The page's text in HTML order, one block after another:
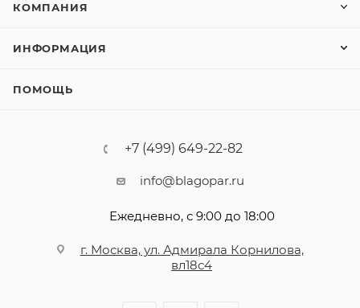
КОМПАНИЯ
ИНФОРМАЦИЯ
ПОМОЩЬ
+7 (499) 649-22-82
info@blagopar.ru
Ежедневно, с 9:00 до 18:00
г. Москва, ул. Адмирала Корнилова,
вл18с4